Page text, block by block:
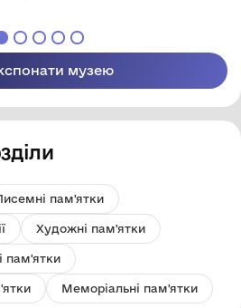
музею
пам'ятки
Художні пам'ятки
пам'ятки
Меморіальні пам'ятки